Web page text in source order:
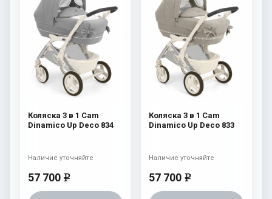
Коляска 3 в 1 Cam
Dinamico Up Deco 834
57 700 e
Наличие уточняйте
Коляска 3 в 1 Cam
Dinamico Up Deco 833
57 700 e
Наличие уточняйте